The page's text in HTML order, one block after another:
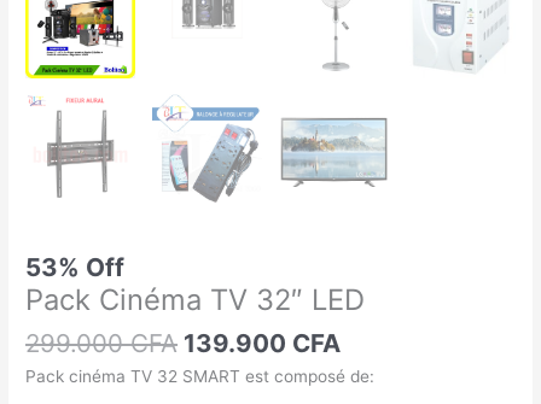
53% Off
Pack Cinéma TV 32″ LED
299.000CFA 139.900 CFA
Pack cinéma TV 32 SMART est composé de: